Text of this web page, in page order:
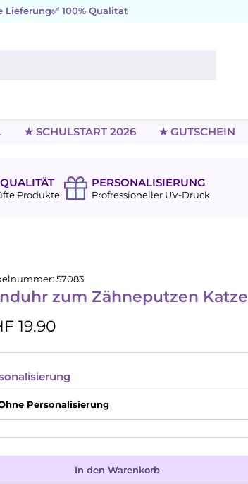
Lieferung✅ 100% Qualität
★ SCHULSTART 2026 ★ GUTSCHEIN
Produkte
PERSONALISIERUNG
Profressioneller UV-Druck
57083
zum Zähneputzen Katze
19.90
Personalisierung
In den Warenkorb